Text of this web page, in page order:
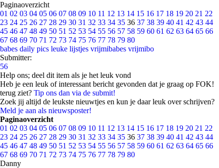
Paginaoverzicht
01 02 03 04 05 06 07 08 09 10 11 12 13 14 15 16 17 18 19 20 21 22
23 24 25 26 27 28 29 30 31 32 33 34 35 36 37 38 39 40 41 42 43 44
45 46 47 48 49 50 51 52 53 54 55 56 57 58 59 60 61 62 63 64 65 66
67 68 69 70 71 72 73 74 75 76 77 78 79 80
babes daily pics leuke lijstjes vrijmibabes vrijmibo
Submitter:
56
Help ons; deel dit item als je het leuk vond
Heb je een leuk of interessant bericht gevonden dat je graag op FOK!
terug ziet? Tip ons dan via de submit!
Zoek jij altijd de leukste nieuwtjes en kun je daar leuk over schrijven?
Meld je aan als nieuwsposter!
Paginaoverzicht
01 02 03 04 05 06 07 08 09 10 11 12 13 14 15 16 17 18 19 20 21 22
23 24 25 26 27 28 29 30 31 32 33 34 35 36 37 38 39 40 41 42 43 44
45 46 47 48 49 50 51 52 53 54 55 56 57 58 59 60 61 62 63 64 65 66
67 68 69 70 71 72 73 74 75 76 77 78 79 80
Danny